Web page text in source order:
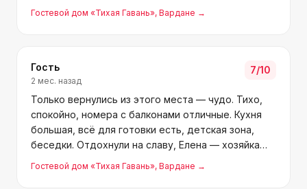
аптеки. Лена очень отзывчивая, такие люди —
Гостевой дом «Тихая Гавань», Вардане →
Гость
2 мес. назад
7/10
Только вернулись из этого места — чудо. Тихо,
спокойно, номера с балконами отличные. Кухня
большая, всё для готовки есть, детская зона,
беседки. Отдохнули на славу, Елена — хозяйка
заботливая и дружелюбная. Ищете хороший
отдых в Вардане — это оно. Вернёмся
Гостевой дом «Тихая Гавань», Вардане →